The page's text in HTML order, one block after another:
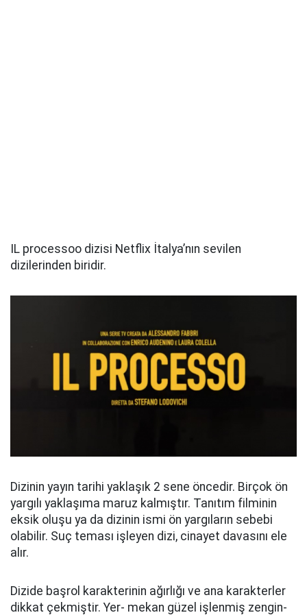
IL processoo dizisi Netflix İtalya’nın sevilen
dizilerinden biridir.
Dizinin yayın tarihi yaklaşık 2 sene öncedir. Birçok ön
yargılı yaklaşıma maruz kalmıştır. Tanıtım filminin
eksik oluşu ya da dizinin ismi ön yargıların sebebi
olabilir. Suç teması işleyen dizi, cinayet davasını ele
alır.
Dizide başrol karakterinin ağırlığı ve ana karakterler
dikkat çekmiştir. Yer- mekan güzel işlenmiş zengin-